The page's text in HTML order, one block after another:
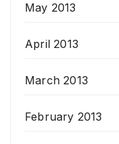
May 2013
April 2013
March 2013
February 2013